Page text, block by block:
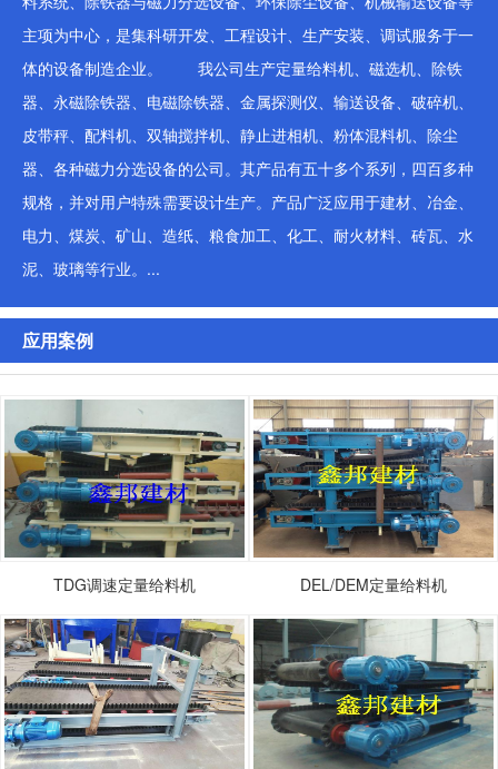
主项为中心，是集科研开发、工程设计、生产安装、调试服务于一
体的设备制造企业。 我公司生产定量给料机、磁选机、除铁
器、永磁除铁器、电磁除铁器、金属探测仪、输送设备、破碎机、
皮带秤、配料机、双轴搅拌机、静止进相机、粉体混料机、除尘
器、各种磁力分选设备的公司。其产品有五十多个系列，四百多种
规格，并对用户特殊需要设计生产。产品广泛应用于建材、冶金、
电力、煤炭、矿山、造纸、粮食加工、化工、耐火材料、砖瓦、水
泥、玻璃等行业。...
应用案例
TDG调速定量给料机 DEL/DEM定量给料机